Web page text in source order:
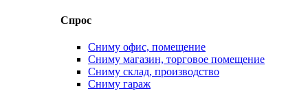
Спрос
Сниму офис, помещение
Сниму магазин, торговое помещение
Сниму склад, производство
Сниму гараж